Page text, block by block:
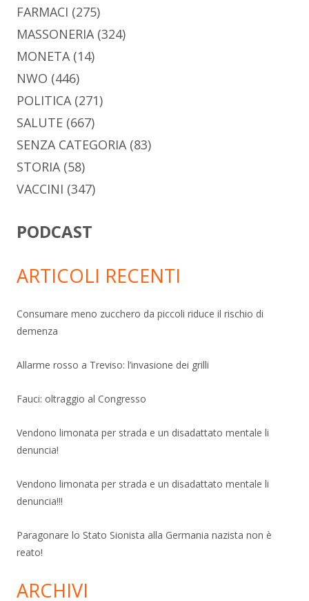
FARMACI (275)
MASSONERIA (324)
MONETA (14)
NWO (446)
POLITICA (271)
SALUTE (667)
SENZA CATEGORIA (83)
STORIA (58)
VACCINI (347)
PODCAST
ARTICOLI RECENTI
Consumare meno zucchero da piccoli riduce il rischio di
demenza
Allarme rosso a Treviso: l’invasione dei grilli
Fauci: oltraggio al Congresso
Vendono limonata per strada e un disadattato mentale li
denuncia!
Vendono limonata per strada e un disadattato mentale li
denuncia!!!
Paragonare lo Stato Sionista alla Germania nazista non è
reato!
ARCHIVI